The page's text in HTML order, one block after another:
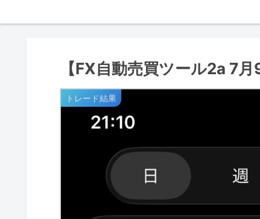
【FX自動売買ツール2a 7月
トレード結果